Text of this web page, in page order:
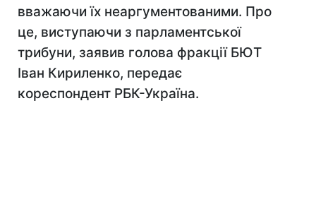
вважаючи їх неаргументованими. Про
це, виступаючи з парламентської
трибуни, заявив голова фракції БЮТ
Іван Кириленко, передає
кореспондент РБК-Україна.